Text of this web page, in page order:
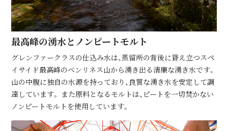
最⾼峰の湧⽔とノンピートモルト
グレンファークラスの仕込み水は、蒸留所の背後に聳え立つスペ
イサイド最高峰のベンリネス山から湧き出る清廉な湧き水です。
山の中腹に独自の水源を持っており、良質な湧き水を安定して調
達しています。 また原料となるモルトは、ピートを一切焚かない
ノンピートモルトを使用しています。